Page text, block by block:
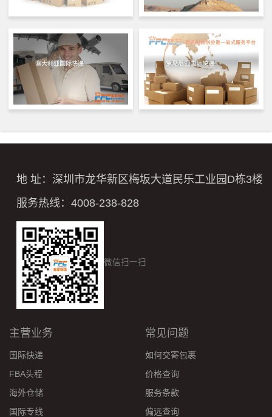
地 址：深圳市龙华新区梅坂大道民乐工业园D栋3楼
服务热线：4008-238-828
微信扫一扫
主营业务
国际快递
FBA头程
海外仓储
国际专线
常见问题
如何交寄包裹
价格查询
服务条款
偏远查询